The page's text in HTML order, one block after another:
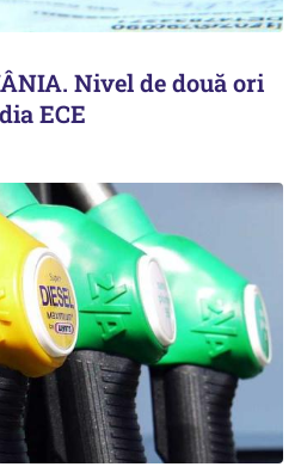
Nivel de două ori
ECE